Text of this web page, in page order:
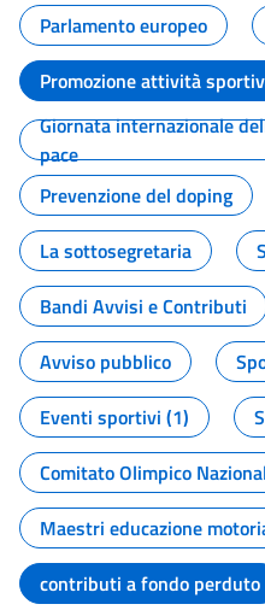
Parlamento europeo
Promozione attività
Giornata internazionale
pace
Prevenzione del doping
La sottosegretaria
Bandi Avvisi e Contributi
Avviso pubblico
Eventi sportivi (1)
Comitato Olimpico
Maestri educazione
contributi a fondo perduto